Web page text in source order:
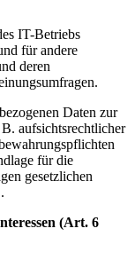
IT-Betriebs
für andere
deren
Daten zur
aufsichtsrechtlicher
für die
gesetzlichen
(Art. 6